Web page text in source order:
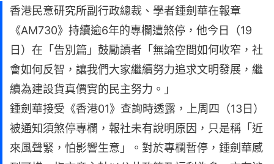
香港民意研究所副行政總裁、學者鍾劍華在報章
《AM730》持續逾6年的專欄遭煞停，他今日（19
日）在「告別篇」鼓勵讀者「無論空間如何收窄，社
會如何反智，讓我們大家繼續努力追求文明發展，繼
續為建設貨真價實的民主努力。」
鍾劍華接受《香港01》查詢時透露，上周四（13日）
被通知須煞停專欄，報社未有說明原因，只是稱「近
來風聲緊，怕影響生意」。對於專欄暫停，鍾劍華感